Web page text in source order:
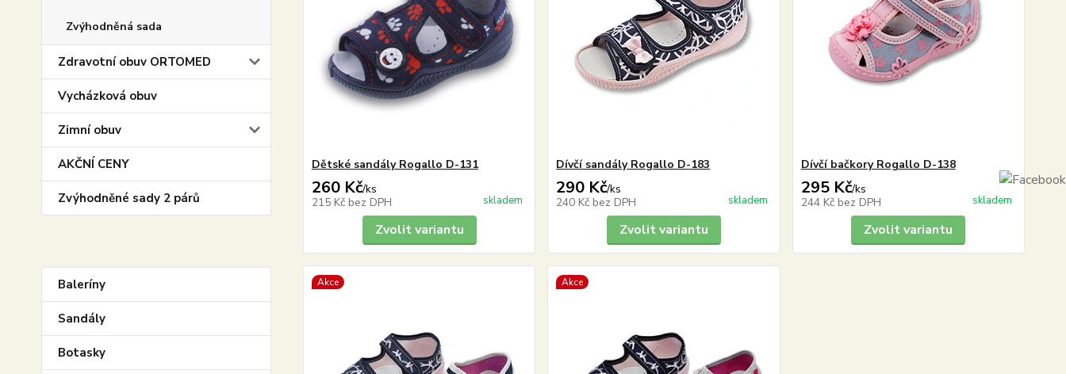
Zvýhodněná sada
Zdravotní obuv ORTOMED
Vycházková obuv
Zimní obuv
AKČNÍ CENY
Zvýhodněné sady 2 párů
Baleríny
Sandály
Botasky
Dětské sandály Rogallo D-131
260 Kč/ks
215 Kč bez DPH skladem
Zvolit variantu
Dívčí sandály Rogallo D-183
290 Kč/ks
240 Kč bez DPH skladem
Zvolit variantu
Dívčí bačkory Rogallo D-138
295 Kč/ks
244 Kč bez DPH skladem
Zvolit variantu
Akce Akce